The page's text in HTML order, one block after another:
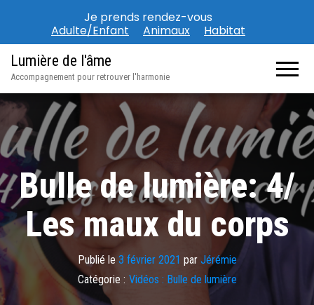
Lumière de l'âme
Accompagnement pour retrouver l'harmonie
Bulle de lumière: 4/
Les maux du corps
Publié le 3 février 2021 par Jérémie
Catégorie : Vidéos : Bulle de lumière
Je prends rendez-vous
Adulte/Enfant
Animaux Habitat